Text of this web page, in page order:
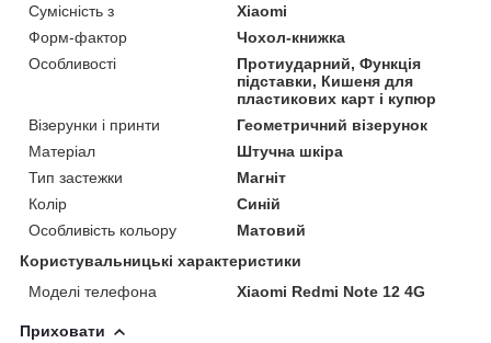
Сумісність з
Xiaomi
Форм-фактор
Чохол-книжка
Особливості
Протиударний, Функція
підставки, Кишеня для
пластикових карт і купюр
Візерунки і принти
Геометричний візерунок
Матеріал
Штучна шкіра
Тип застежки
Магніт
Колір
Синій
Особливість кольору
Матовий
Користувальницькі характеристики
Моделі телефона
Xiaomi Redmi Note 12 4G
Приховати